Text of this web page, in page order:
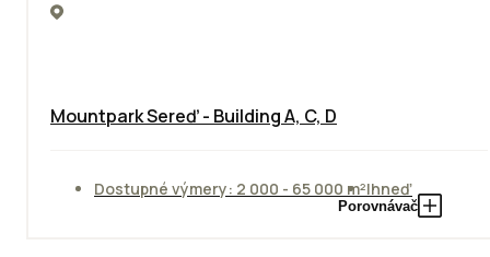
Mountpark Sereď - Building A, C, D
Dostupné výmery: 2 000 - 65 000 m²Ihneď
Porovnávač